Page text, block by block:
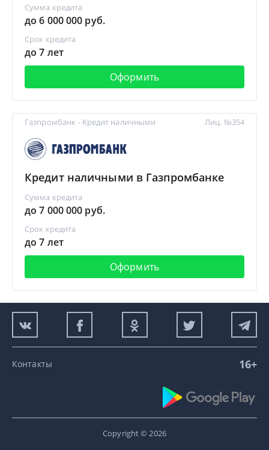
Сумма кредита
до 6 000 000 руб.
Срок кредита
до 7 лет
Оформить
Газпромбанк - Кредит наличными
Кредит наличными в Газпромбанке
Сумма кредита
до 7 000 000 руб.
Срок кредита
до 7 лет
Оформить
Лиц. №354
Контакты 16+
Copyright © 2026